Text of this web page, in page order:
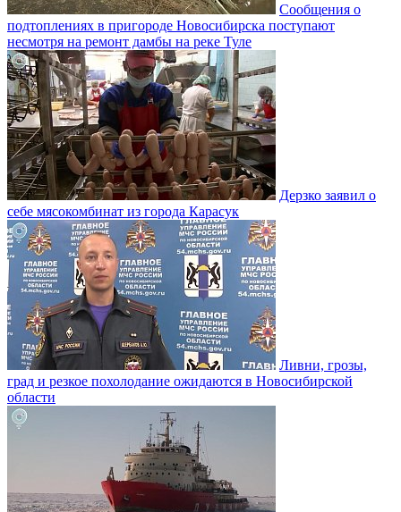
Сообщения о
подтоплениях в пригороде Новосибирска поступают
несмотря на ремонт дамбы на реке Туле
Дерзко заявил о
себе мясокомбинат из города Карасук
Ливни, грозы,
град и резкое похолодание ожидаются в Новосибирской
области